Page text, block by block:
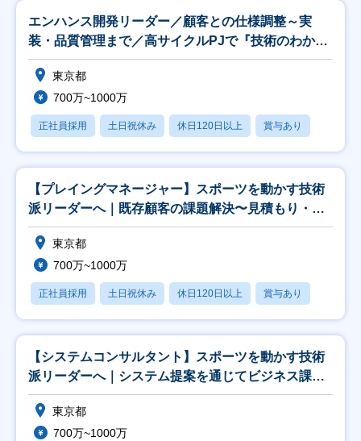
エンハンス開発リーダー／顧客との仕様調整～実
装・品質管理まで／高サイクルPJで『技術のわかる
PM』へ
東京都
700万~1000万
正社員採用 土日祝休み 休日120日以上 賞与あり
【プレイングマネージャー】スポーツを動かす技術
派リーダーへ｜既存顧客の課題解決〜見積もり・設
計を主導
東京都
700万~1000万
正社員採用 土日祝休み 休日120日以上 賞与あり
【システムコンサルタント】スポーツを動かす技術
派リーダーへ｜システム提案を通じてビジネス課題
を解決｜
東京都
700万~1000万